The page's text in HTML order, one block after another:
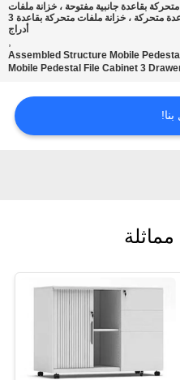
بقاعدة جانبية مفتوحة ، خزانة ملفات
متحركة بقاعدة متحركة ، خزانة ملفات متحركة بقاعدة 3
أدراج
,
Assembled Structure Mobile
Mobile Pedestal File Cabinet 3